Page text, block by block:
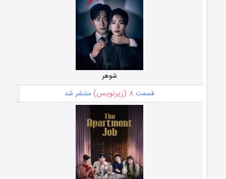
شوهر
قسمت ۸ (زیرنویس) منتشر شد